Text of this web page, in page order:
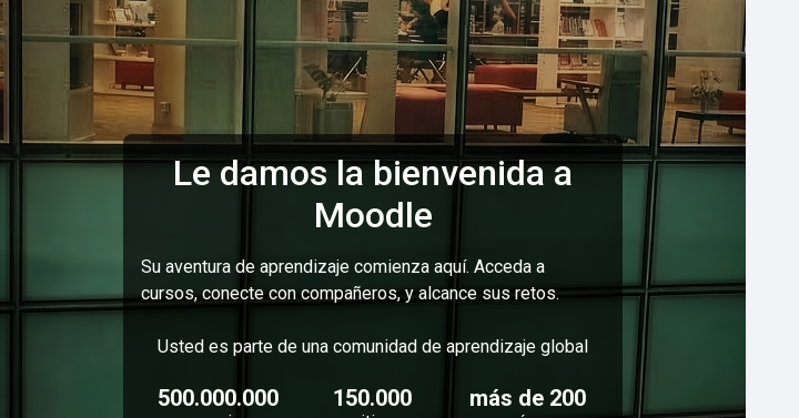
Le damos la bienvenida a
Moodle
Su aventura de aprendizaje comienza aquí. Acceda a
cursos, conecte con compañeros, y alcance sus retos.
Usted es parte de una comunidad de aprendizaje global
500.000.000 150.000 más de 200